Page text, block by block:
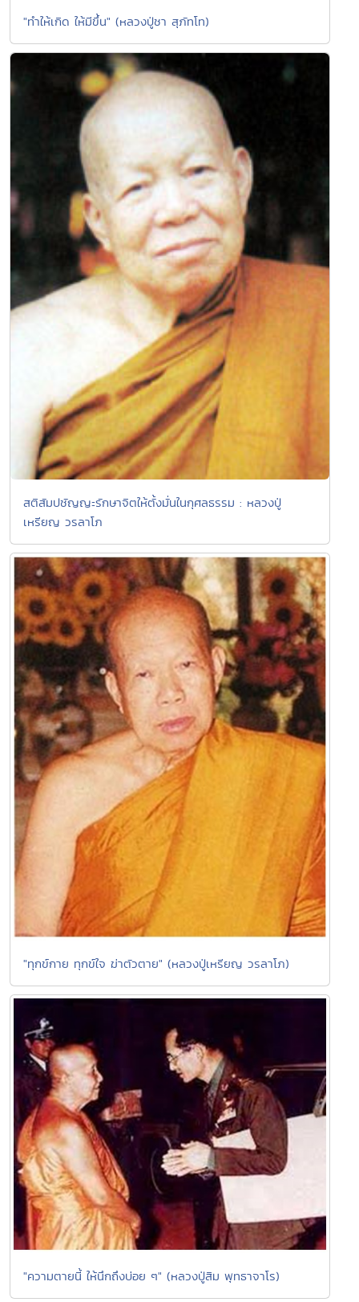
"ทำให้เกิด ให้มีขึ้น" (หลวงปู่ชา สุภัทโท)
สติสัมปชัญญะรักษาจิตให้ตั้งมั่นในกุศลธรรม : หลวงปู่
เหรียญ วรลาโภ
"ทุกข์กาย ทุกข์ใจ ฆ่าตัวตาย" (หลวงปู่เหรียญ วรลาโภ)
"ความตายนี้ ให้นึกถึงบ่อย ๆ" (หลวงปู่สิม พุทธาจาโร)